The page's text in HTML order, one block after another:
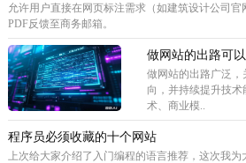
允许用户直接在网页标注需求（如建筑设计公司官
PDF反馈至商务邮箱。
做网站的出路可
做网站的出路广泛
向，并持续提升技
术、商业模..
程序员必须收藏的十个网站
上次给大家介绍了入门编程的语言推荐，这次我